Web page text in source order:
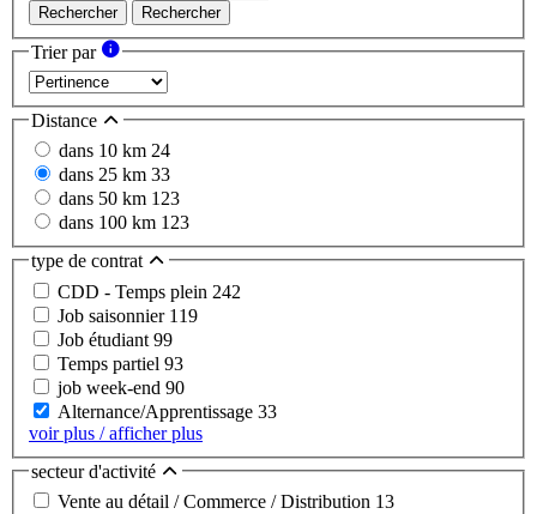
Rechercher Rechercher
Trier par
Distance
dans 10 km 24
dans 25 km 33
dans 50 km 123
dans 100 km 123
type de contrat
CDD - Temps plein 242
Job saisonnier 119
Job étudiant 99
Temps partiel 93
job week-end 90
Alternance/Apprentissage 33
voir plus / afficher plus
secteur d'activité
Vente au détail / Commerce / Distribution 13